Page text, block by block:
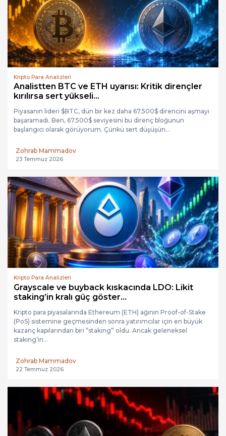
Kripto Para Analizleri
Analistten BTC ve ETH uyarısı: Kritik dirençler
kırılırsa sert yükseli...
Piyasanın lideri $BTC, dün bir kez daha 67.500$ direncini aşmayı
başaramadı. Ben, 67.500$ seviyesini bu direnç bloğunun
başlangıcı olarak görüyorum. Çünkü sert düşüşün...
Zohrab Mammadov
23 Temmuz 2026
Kripto Para Analizleri
Grayscale ve buyback kıskacında LDO: Likit
staking’in kralı güç göster...
Kripto para piyasalarında Ethereum (ETH) ağının Proof-of-Stake
(PoS) sistemine geçmesinden sonra yatırımcılar için en büyük
kazanç kapılarından biri “staking” oldu. Ancak geleneksel
staking’in...
Zohrab Mammadov
22 Temmuz 2026